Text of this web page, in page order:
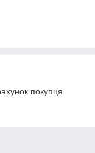
покупця